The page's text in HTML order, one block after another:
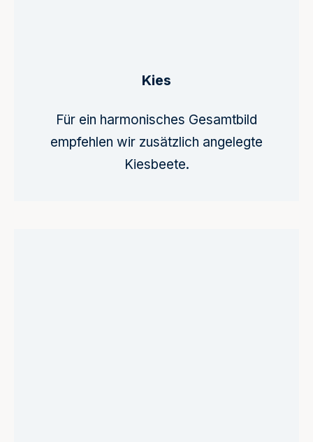
Kies
Für ein harmonisches Gesamtbild
empfehlen wir zusätzlich angelegte
Kiesbeete.